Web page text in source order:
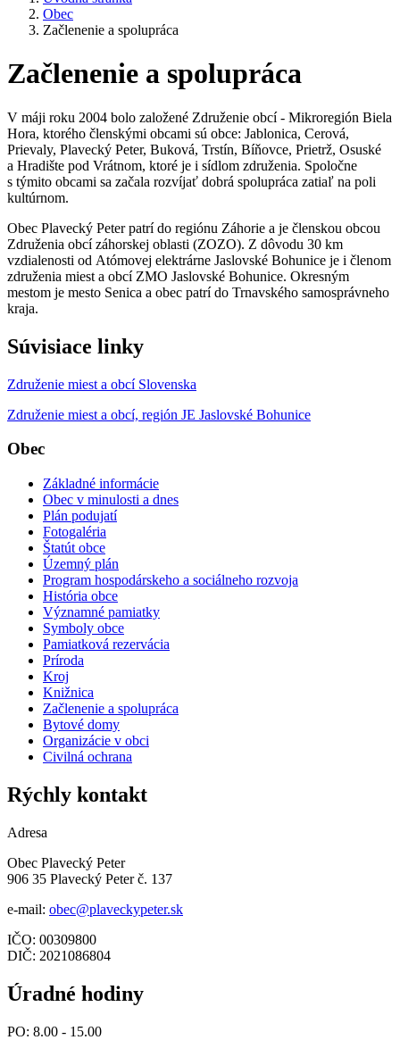
Obec
Začlenenie a spolupráca
Začlenenie a spolupráca
V máji roku 2004 bolo založené Združenie obcí - Mikroregión Biela
Hora, ktorého členskými obcami sú obce: Jablonica, Cerová,
Prievaly, Plavecký Peter, Buková, Trstín, Bíňovce, Prietrž, Osuské
a Hradište pod Vrátnom, ktoré je i sídlom združenia. Spoločne
s týmito obcami sa začala rozvíjať dobrá spolupráca zatiaľ na poli
kultúrnom.
Obec Plavecký Peter patrí do regiónu Záhorie a je členskou obcou
Združenia obcí záhorskej oblasti (ZOZO). Z dôvodu 30 km
vzdialenosti od Atómovej elektrárne Jaslovské Bohunice je i členom
združenia miest a obcí ZMO Jaslovské Bohunice. Okresným
mestom je mesto Senica a obec patrí do Trnavského samosprávneho
kraja.
Súvisiace linky
Združenie miest a obcí Slovenska
Združenie miest a obcí, región JE Jaslovské Bohunice
Obec
Základné informácie
Obec v minulosti a dnes
Plán podujatí
Fotogaléria
Štatút obce
Územný plán
Program hospodárskeho a sociálneho rozvoja
História obce
Významné pamiatky
Symboly obce
Pamiatková rezervácia
Príroda
Kroj
Knižnica
Začlenenie a spolupráca
Bytové domy
Organizácie v obci
Civilná ochrana
Rýchly kontakt
Adresa
Obec Plavecký Peter
906 35 Plavecký Peter č. 137
e-mail: obec@plaveckypeter.sk
IČO: 00309800
DIČ: 2021086804
Úradné hodiny
PO: 8.00 - 15.00